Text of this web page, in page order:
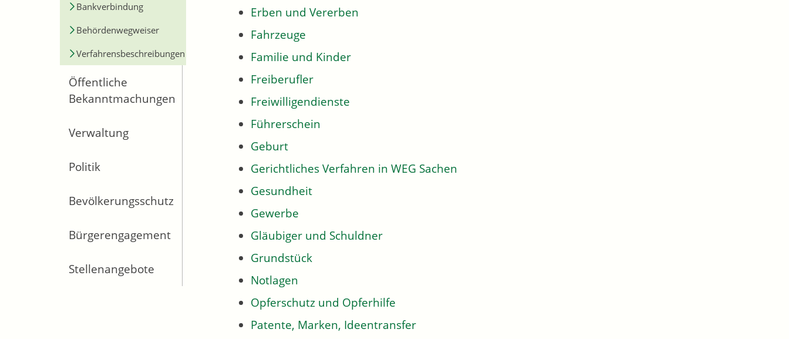
Bankverbindung
Behördenwegweiser
Verfahrensbeschreibungen
Öffentliche
Bekanntmachungen
Verwaltung
Politik
Bevölkerungsschutz
Bürgerengagement
Stellenangebote
Erben und Vererben
Fahrzeuge
Familie und Kinder
Freiberufler
Freiwilligendienste
Führerschein
Geburt
Gerichtliches Verfahren in WEG Sachen
Gesundheit
Gewerbe
Gläubiger und Schuldner
Grundstück
Notlagen
Opferschutz und Opferhilfe
Patente, Marken, Ideentransfer